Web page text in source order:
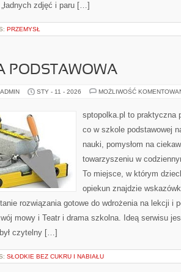
zdjęć i paru […]
PRZEMYSŁ
PODSTAWOWA
STY - 11 - 2026 MOŻLIWOŚĆ
sptopolka.pl to praktyczna
co w szkole podstawowej
nauki, pomysłom na
towarzyszeniu w
To miejsce, w którym
opiekun znajdzie
rozwiązania gotowe do wdrożenia na lekcji i
mowy i Teatr i drama szkolna. Ideą serwisu
czytelny […]
SŁODKIE BEZ CUKRU I NABIAŁU